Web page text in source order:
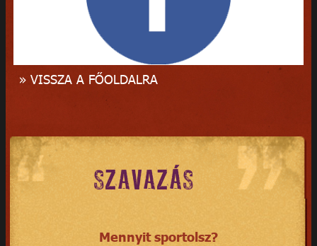
» VISSZA A FŐOLDALRA
SZAVAZÁS
Mennyit sportolsz?